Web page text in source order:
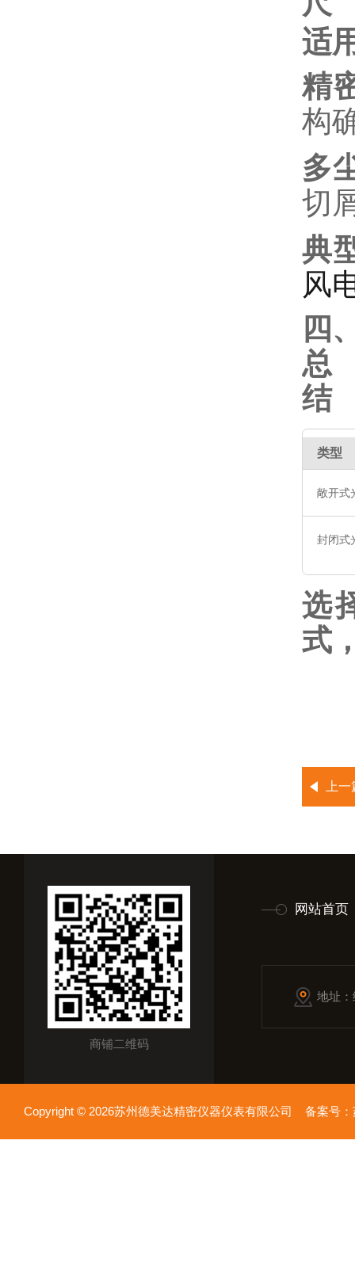
适
精
构
多
切
典
风
四
总
结
类型
敞开式
封闭式
选
式
上
商铺二维码
网站首页
地址
Copyright © 2026苏州德美达精密仪器仪表有限公司 备案号：